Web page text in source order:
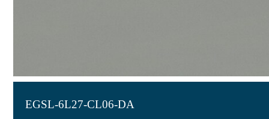
EGSL-6L27-CL06-DA